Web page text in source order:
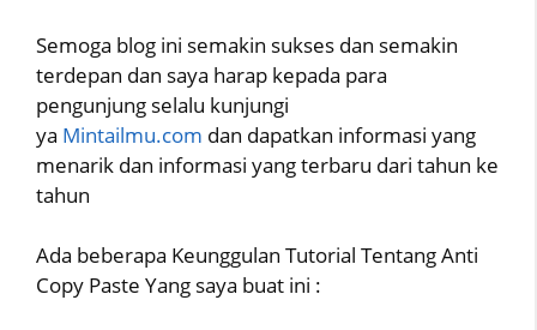
Semoga blog ini semakin sukses dan semakin
terdepan dan saya harap kepada para
pengunjung selalu kunjungi
ya Mintailmu.com dan dapatkan informasi yang
menarik dan informasi yang terbaru dari tahun ke
tahun
Ada beberapa Keunggulan Tutorial Tentang Anti
Copy Paste Yang saya buat ini :